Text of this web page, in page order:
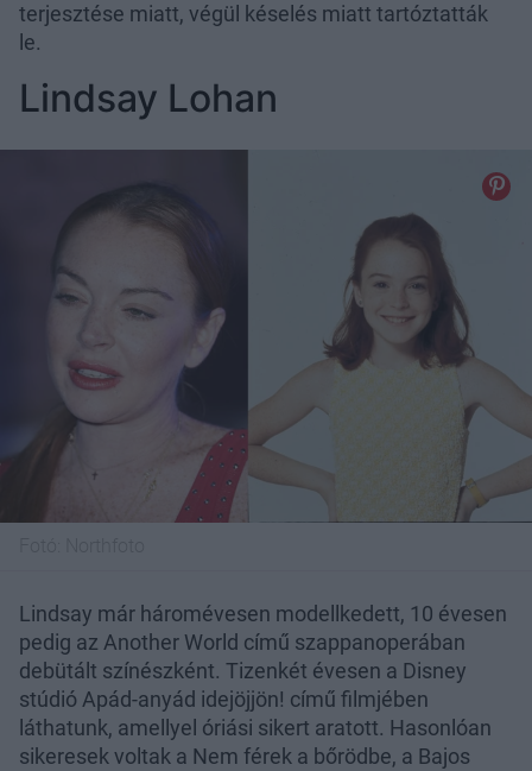
terjesztése miatt, végül késelés miatt tartóztatták
le.
Lindsay Lohan
Lindsay már háromévesen modellkedett, 10 évesen
pedig az Another World című szappanoperában
debütált színészként. Tizenkét évesen a Disney
stúdió Apád-anyád idejöjjön! című filmjében
láthatunk, amellyel óriási sikert aratott. Hasonlóan
sikeresek voltak a Nem férek a bőrödbe, a Bajos